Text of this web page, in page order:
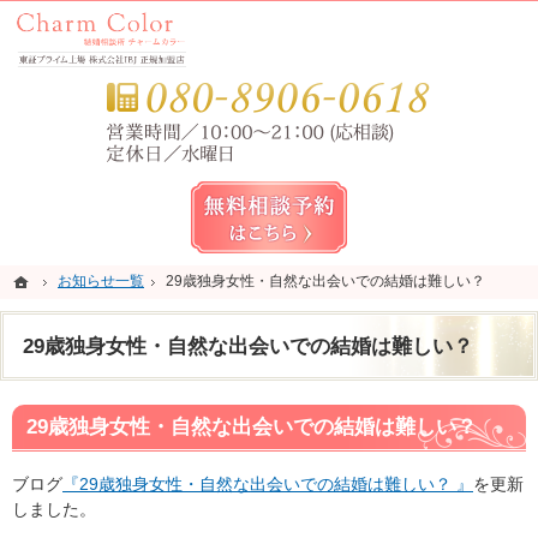
ホーム
お知らせ一覧 29歳独身女性・自然な出会いでの結婚は難しい？
29歳独身女性・自然な出会いでの結婚は難しい？
錦糸町・亀戸・平井の結婚相談所なら当相談所へ。
錦糸町・亀戸・平井の結婚相談所なら短期成婚を目指すCharm Color (チャームカラー)
29歳独身女性・自然な出会いでの結婚は難しい？
ブログ 『29歳独身女性・自然な出会いでの結婚は難しい？ 』 を更新
しました。
ホーム
お知らせ一覧 29歳独身女性・自然な出会いでの結婚は難しい？